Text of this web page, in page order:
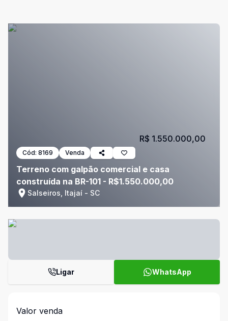
Cód: 8169 Venda
Terreno com galpão comercial e casa
construída na BR-101 - R$1.550.000,00
Salseiros, Itajaí - SC
R$ 1.550.000,00
Ligar WhatsApp
Valor venda